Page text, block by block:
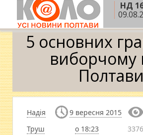
НД
Головна » Новини » Влада »
гравців на виборчому полі Полтави
5 основних
виборчому
Полтави
Надія
Труш
9 вересня 2015
о 18:23
3376